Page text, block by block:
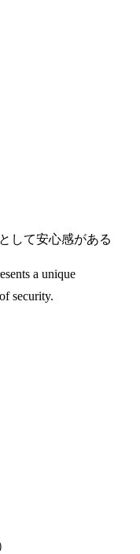
して安心感がある
a unique
security.